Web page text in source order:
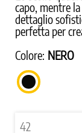
capo, mentre
dettaglio
perfetta per
Colore: NERO
NERO